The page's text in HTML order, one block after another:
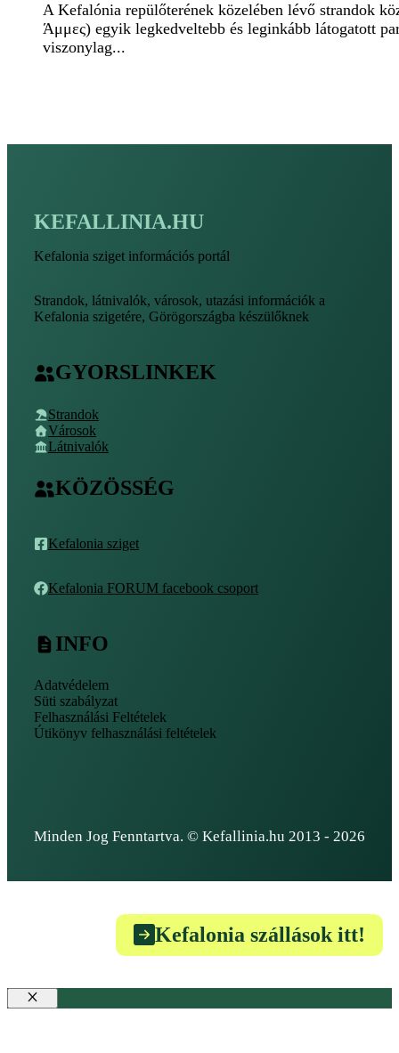
A Kefalónia repülőterének közelében lévő strandok
Άμμες) egyik legkedveltebb és leginkább látogatott
viszonylag...
KEFALLINIA.HU
Kefalonia sziget információs portál
Strandok, látnivalók, városok, utazási információk a
Kefalonia szigetére, Görögországba készülőknek
GYORSLINKEK
Strandok
Városok
Látnivalók
KÖZÖSSÉG
Kefalonia sziget
Kefalonia FORUM facebook csoport
INFO
Adatvédelem
Süti szabályzat
Felhasználási Feltételek
Útikönyv felhasználási feltételek
Minden Jog Fenntartva. © Kefallinia.hu 2013 - 2026
Kefalonia szállások itt!
Bezár